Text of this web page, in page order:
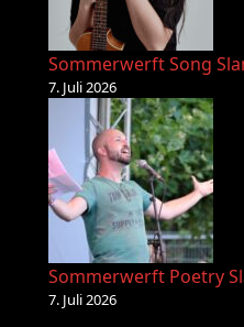
Sommerwerft Song
7. Juli 2026
Sommerwerft Poetry
7. Juli 2026